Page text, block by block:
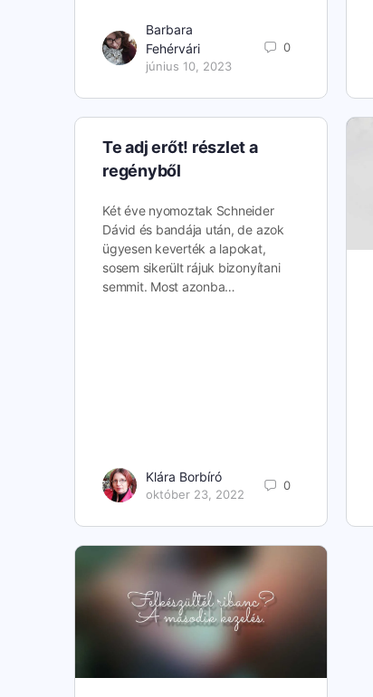
Barbara
Fehérvári
június 10, 2023
0
Te adj erőt! részlet a
regényből
Két éve nyomoztak Schneider
Dávid és bandája után, de azok
ügyesen keverték a lapokat,
sosem sikerült rájuk bizonyítani
semmit. Most azonba…
Klára Borbíró
október 23, 2022
0